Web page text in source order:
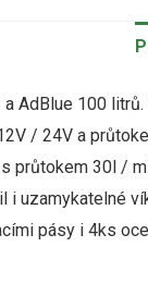
100
/ 24V a
průtokem 30l /
pásy i 4ks